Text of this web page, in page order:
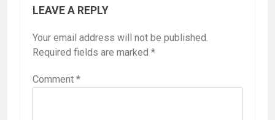
LEAVE A REPLY
Your email address will not be published.
Required fields are marked *
Comment *